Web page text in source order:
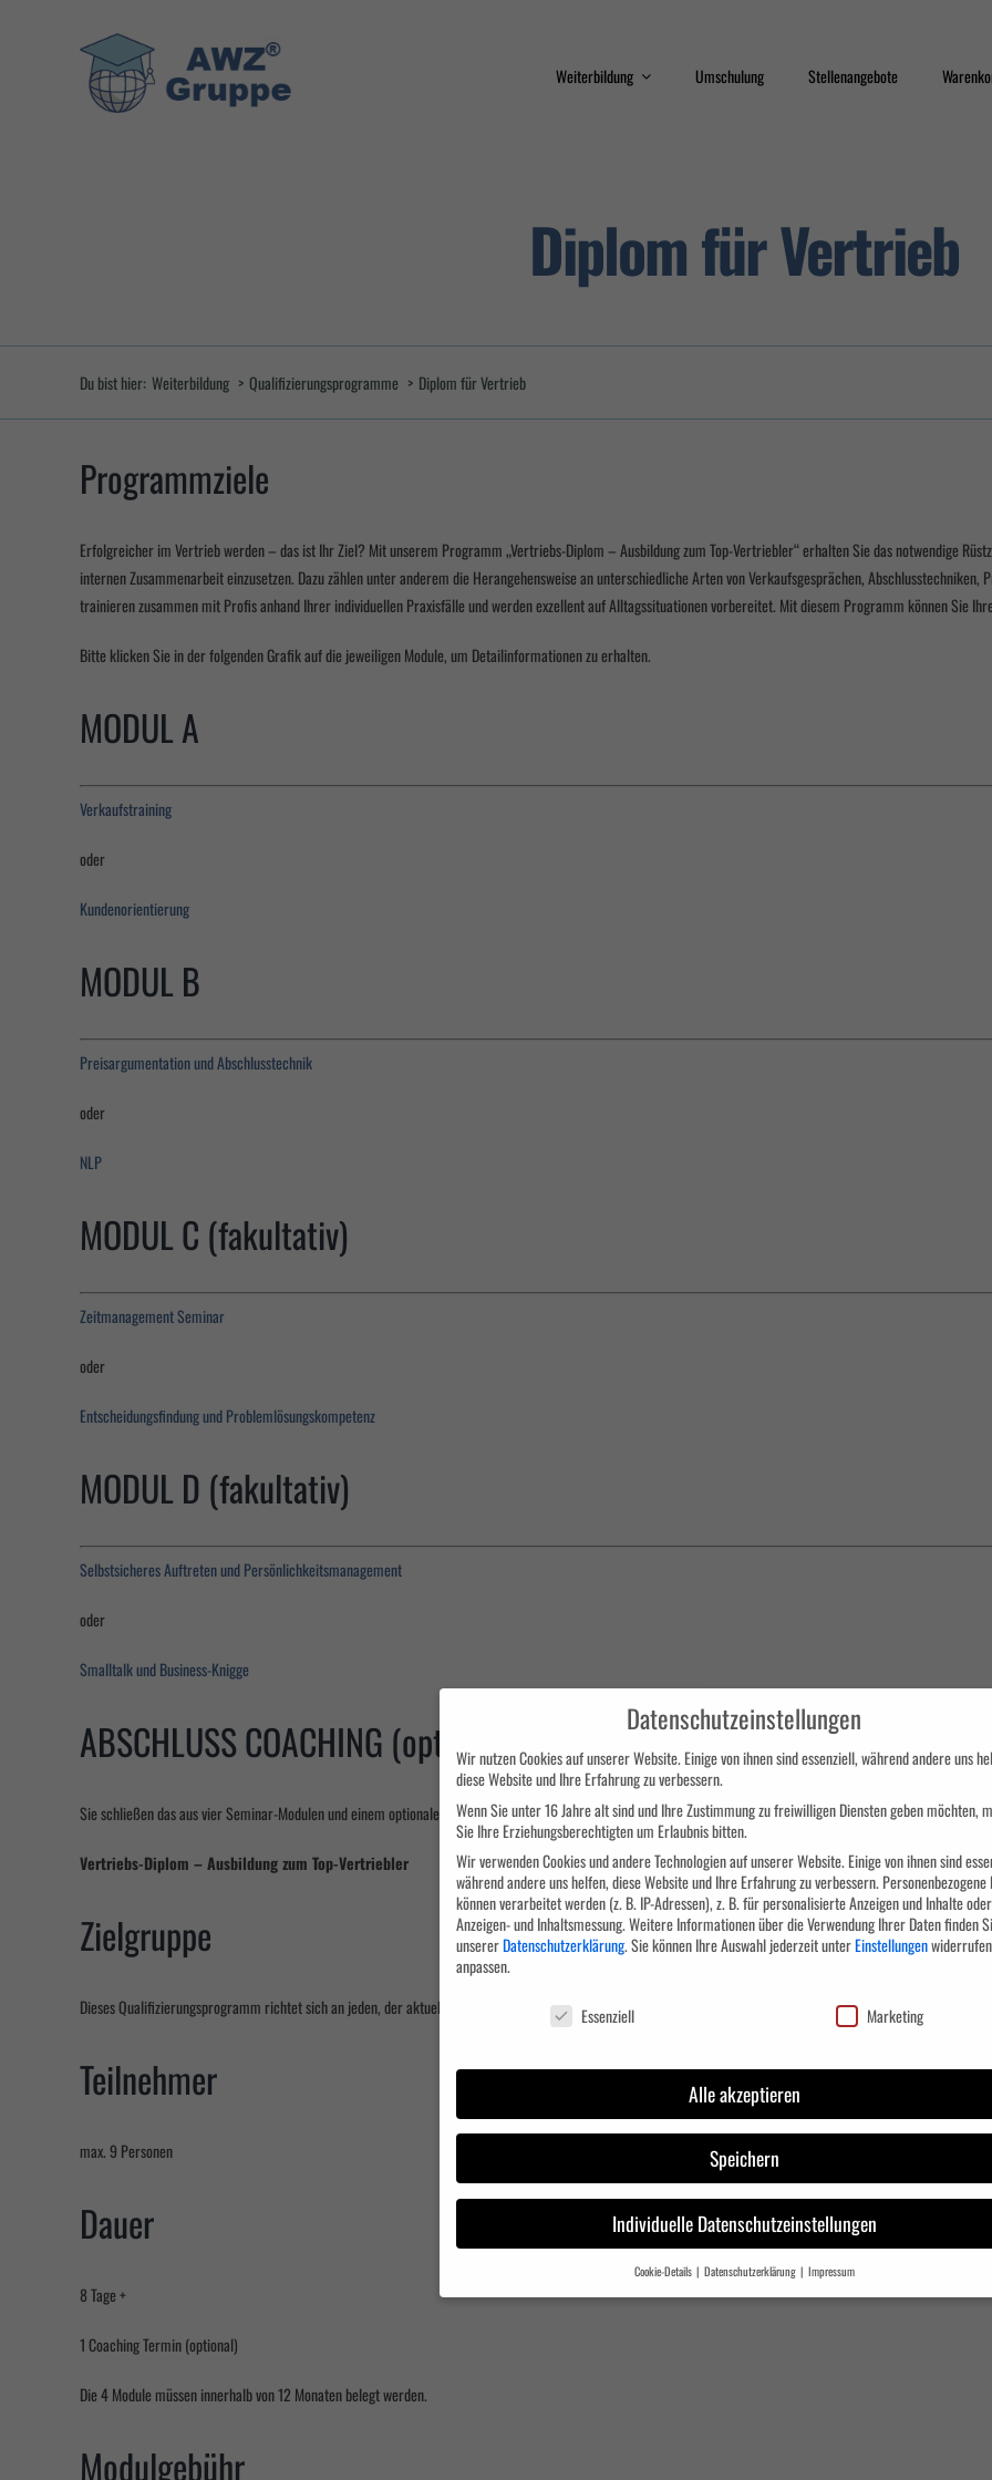
Weiterbildung
Sicherheit
Umschulung Stellenangebote
Diplom für Vertrieb
Du bist hier: Weiterbildung Qualifizierungsprogramme Diplom für Vertrieb
Programmziele
Erfolgreicher im Vertrieb werden – das ist Ihr Ziel? Mit unserem Programm „Vertriebs-Diplom – Ausbildung zum Top-Vertriebler“ erhalten Sie das notwendige
internen Zusammenarbeit einzusetzen. Dazu zählen unter anderem die Herangehensweise an unterschiedliche Arten von Verkaufsgesprächen,
trainieren zusammen mit Profis anhand Ihrer individuellen Praxisfälle und werden exzellent auf Alltagssituationen vorbereitet. Mit diesem Programm können Sie
Bitte klicken Sie in der folgenden Grafik auf die jeweiligen Module, um Detailinformationen zu erhalten.
MODUL A
Verkaufstraining
oder
Kundenorientierung
MODUL B
Preisargumentation und Abschlusstechnik
oder
NLP
MODUL C (fakultativ)
Zeitmanagement Seminar
oder
Entscheidungsfindung und Problemlösungskompetenz
MODUL D (fakultativ)
Selbstsicheres Auftreten und Persönlichkeitsmanagement
oder
Smalltalk und Business-Knigge
ABSCHLUSS COACHING (optional)
Sie schließen das aus vier Seminar-Modulen und einem optionalen Coaching-Modul bestehende Programm mit einem Diplom des Aus- und Weiterbildungszentrums
Vertriebs-Diplom – Ausbildung zum Top-Vertriebler
Zielgruppe
Dieses Qualifizierungsprogramm richtet sich an jeden, der aktuell oder zukünftig mit Aufgaben im Vertrieb betraut ist und sein Wissen und praktisches
Teilnehmer
max. 9 Personen
Dauer
8 Tage +
1 Coaching Termin (optional)
Die 4 Module müssen innerhalb von 12 Monaten belegt werden.
Modulgebühr
Datenschutzeinstellungen
Wir nutzen Cookies auf unserer Website. Einige von ihnen sind essenziell, während andere uns
diese Website und Ihre Erfahrung zu verbessern.
Wenn Sie unter 16 Jahre alt sind und Ihre Zustimmung zu freiwilligen Diensten geben möchten,
Sie Ihre Erziehungsberechtigten um Erlaubnis bitten.
Wir verwenden Cookies und andere Technologien auf unserer Website. Einige von ihnen sind
während andere uns helfen, diese Website und Ihre Erfahrung zu verbessern. Personenbezogene
können verarbeitet werden (z. B. IP-Adressen), z. B. für personalisierte Anzeigen und Inhalte oder
Anzeigen- und Inhaltsmessung.Weitere Informationen über die Verwendung Ihrer Daten finden
unsererDatenschutzerklärung.Sie können Ihre Auswahl jederzeit unterEinstellungen
anpassen.
Datenschutzeinstellungen
Essenziell Marketing
Alle akzeptieren
Speichern
Individuelle Datenschutzeinstellungen
Cookie-Details Datenschutzerklärung Impressum
Datenschutzeinstellungen